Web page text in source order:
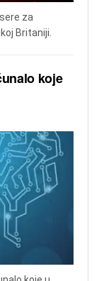
za
Britaniji.
koje